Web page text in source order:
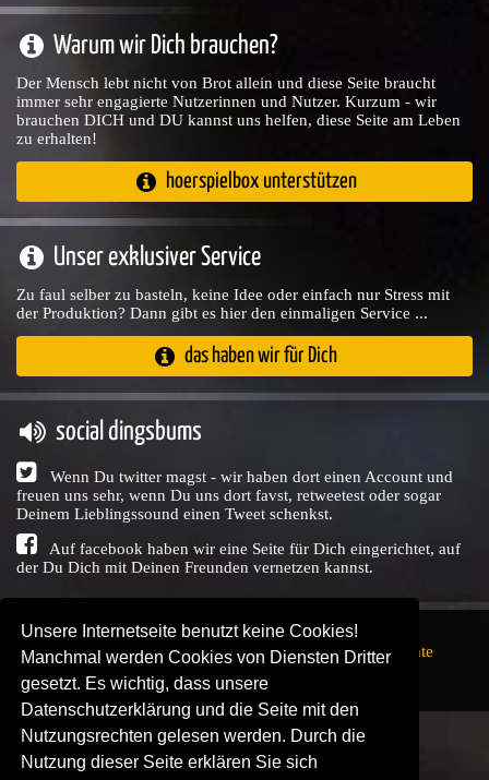
Unsere Internetseite benutzt keine Cookies!
Manchmal werden Cookies von Diensten Dritter
gesetzt. Es wichtig, dass unsere
Datenschutzerklärung und die Seite mit den
Nutzungsrechten gelesen werden. Durch die
Nutzung dieser Seite erklären Sie sich
Warum wir Dich brauchen?
Der Mensch lebt nicht von Brot allein und diese Seite braucht
immer sehr engagierte Nutzerinnen und Nutzer. Kurzum - wir
brauchen DICH und DU kannst uns helfen, diese Seite am Leben
zu erhalten!
hoerspielbox unterstützen
Unser exklusiver Service
Zu faul selber zu basteln, keine Idee oder einfach nur Stress mit
der Produktion? Dann gibt es hier den einmaligen Service ...
das haben wir für Dich
social dingsbums
Wenn Du twitter magst - wir haben dort einen Account und
freuen uns sehr, wenn Du uns dort favst, retweetest oder sogar
Deinem Lieblingssound einen Tweet schenkst.
Auf facebook haben wir eine Seite für Dich eingerichtet, auf
der Du Dich mit Deinen Freunden vernetzen kannst.
Copyright © Audio Union GbR, 1999 - 2026,Nutzungsrechte
SENDEPLATZ ↗